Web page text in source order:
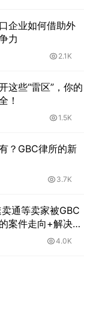
企业如何借助外
力
2.1K
这些“雷区”，你的
！
1.5K
？GBC律所的新
3.7K
通等卖家被GBC
案件走向+解决办
4.0K